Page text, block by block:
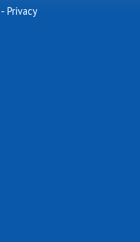
- Privacy